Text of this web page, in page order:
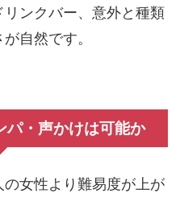
ンクバー、意外と種類
自然です。
パ・声かけは可能か
女性より難易度が上が